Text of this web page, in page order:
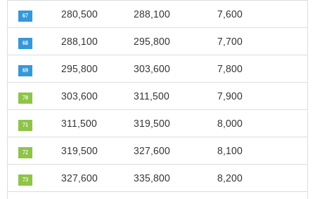
67 280,500 288,100 7,600
68 288,100 295,800 7,700
69 295,800 303,600 7,800
70 303,600 311,500 7,900
71 311,500 319,500 8,000
72 319,500 327,600 8,100
73 327,600 335,800 8,200